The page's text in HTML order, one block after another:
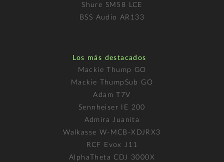
Shure SM58 LCE
BSS Audio AR133
Los más destacados
Mackie Thump GO
Mackie ThumpSub GO
Adam T7V
Sennheiser IE 200
Admira Juanita
Walkasse W-MCB-XDJRX3
RCF Evox J11
AlphaTheta CDJ 3000X